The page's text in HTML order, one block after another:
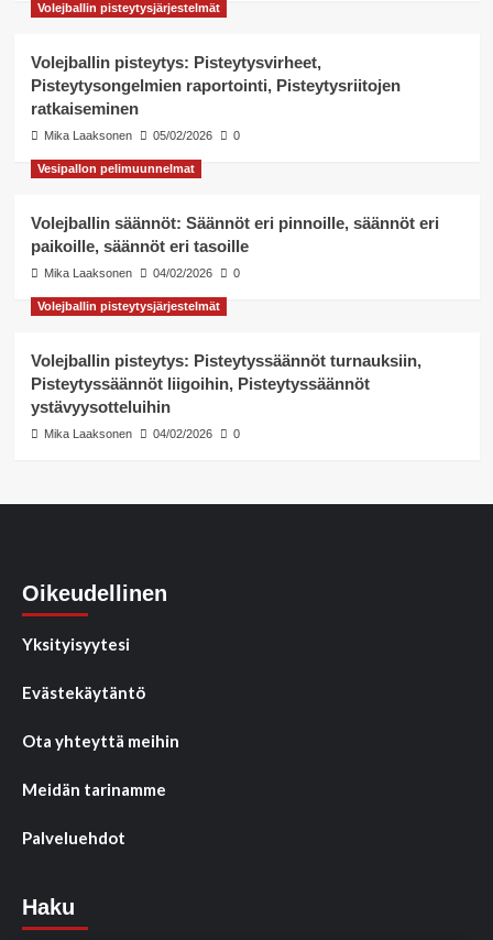
Volejballin pisteytysjärjestelmät
Volejballin pisteytys: Pisteytysvirheet,
Pisteytysongelmien raportointi, Pisteytysriitojen
ratkaiseminen
Mika Laaksonen 05/02/2026 0
Vesipallon pelimuunnelmat
Volejballin säännöt: Säännöt eri pinnoille, säännöt eri
paikoille, säännöt eri tasoille
Mika Laaksonen 04/02/2026 0
Volejballin pisteytysjärjestelmät
Volejballin pisteytys: Pisteytyssäännöt turnauksiin,
Pisteytyssäännöt liigoihin, Pisteytyssäännöt
ystävyysotteluihin
Mika Laaksonen 04/02/2026 0
Oikeudellinen
Yksityisyytesi
Evästekäytäntö
Ota yhteyttä meihin
Meidän tarinamme
Palveluehdot
Haku